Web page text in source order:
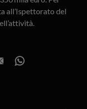
all’Ispettorato del